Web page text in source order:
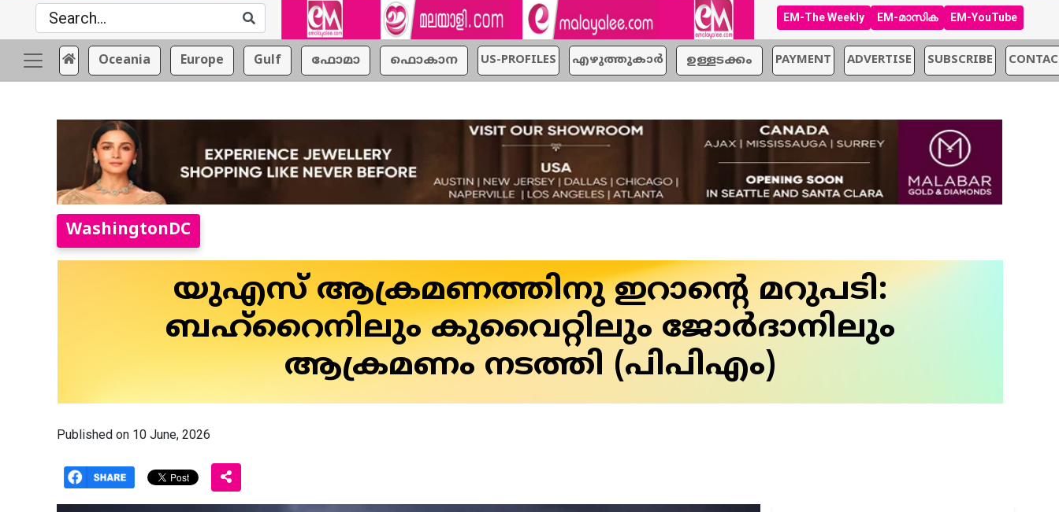
EM-The Weekly EM-മാസിക EM-YouTube
Oceania Europe Gulf ഫോമാ ഫൊകാന US-PROFILES എഴുത്തുകാര്‍ ഉള്ളടക്കം PAYMENT ADVERTISE SUBSCRIBE
WashingtonDC
യുഎസ് ആക്രമണത്തിനു ഇറാന്റെ മറുപടി:
ബഹ്‌റൈനിലും കുവൈറ്റിലും ജോർദാനിലും
ആക്രമണം നടത്തി (പിപിഎം)
Published on 10 June, 2026